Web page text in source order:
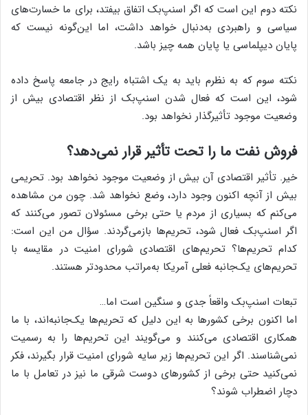
نکته دوم این است که اگر اسنپ‌بک اتفاق بیفتد، برای ما خسارت‌های
سیاسی و راهبردی به‌دنبال خواهد داشت، اما این‌گونه نیست که
پایان دیپلماسی یا پایان همه چیز باشد.
نکته سوم که به نظرم باید به یک اشتباه رایج در جامعه پاسخ داده
شود، این است که فعال شدن اسنپ‌بک از نظر اقتصادی بیش از
وضعیت موجود تأثیرگذار نخواهد بود.
فروش نفت ما را تحت تأثیر قرار نمی‌دهد؟
خیر. تأثیر اقتصادی آن بیش از وضعیت موجود نخواهد بود. تحریمی
بیش از آنچه اکنون وجود دارد، وضع نخواهد شد. چون من مشاهده
می‌کنم که بسیاری از مردم یا حتی برخی مسئولان تصور می‌کنند که
اگر اسنپ‌بک فعال شود، تحریم‌ها بازمی‌گردند. سؤال من این است:
کدام تحریم‌ها؟ تحریم‌های اقتصادی شورای امنیت در مقایسه با
تحریم‌های یک‌جانبه فعلی آمریکا به‌مراتب محدودتر هستند.
تبعات اسنپ‌بک واقعاً جدی و سنگین است اما…
اما اکنون برخی کشورها به این دلیل که تحریم‌ها یک‌جانبه‌اند، با ما
همکاری اقتصادی می‌کنند و می‌گویند این تحریم‌ها را به رسمیت
نمی‌شناسند. اگر این تحریم‌ها زیر سایه شورای امنیت قرار بگیرند، فکر
نمی‌کنید حتی برخی از کشورهای دوست شرقی ما نیز در تعامل با ما
دچار اضطراب شوند؟